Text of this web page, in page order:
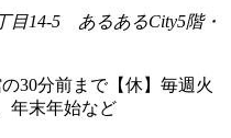
目14-5 あるあるCity5階・
30分前まで【休】毎週火
年末年始など